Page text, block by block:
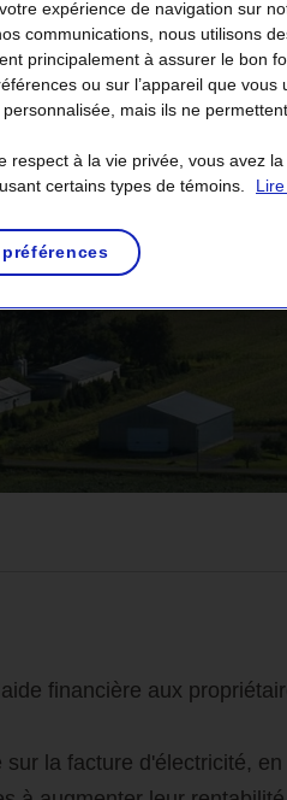
financière aux
la facture d'électricité,
expérience de navigation sur
communications, nous utilisons
principalement à assurer le bon
ou sur l’appareil que
mais ils ne
respect à la vie privée, vous avez
certains types de témoins.